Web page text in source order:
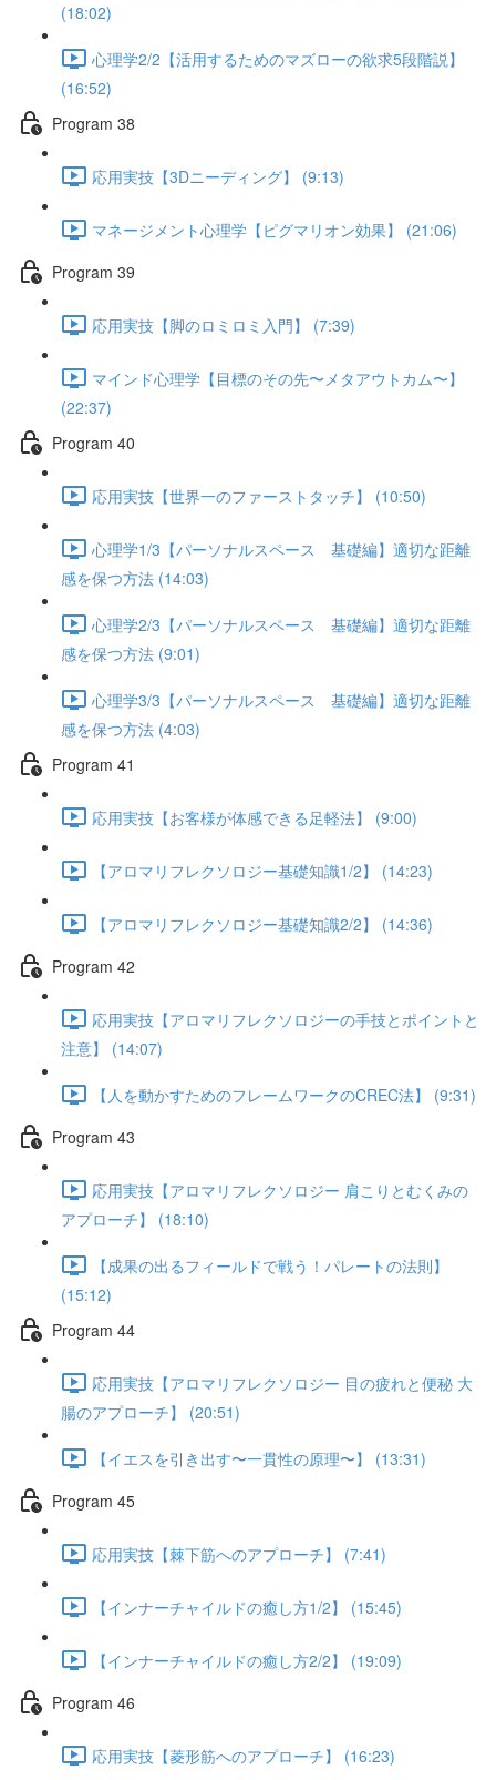
(18:02)
心理学2/2【活用するためのマズローの欲求5段階説】
(16:52)
Program 38
応用実技【3Dニーディング】 (9:13)
マネージメント心理学【ピグマリオン効果】 (21:06)
Program 39
応用実技【脚のロミロミ入門】 (7:39)
マインド心理学【目標のその先〜メタアウトカム〜】
(22:37)
Program 40
応用実技【世界一のファーストタッチ】 (10:50)
心理学1/3【パーソナルスペース 基礎編】適切な距離
感を保つ方法 (14:03)
心理学2/3【パーソナルスペース 基礎編】適切な距離
感を保つ方法 (9:01)
心理学3/3【パーソナルスペース 基礎編】適切な距離
感を保つ方法 (4:03)
Program 41
応用実技【お客様が体感できる足軽法】 (9:00)
【アロマリフレクソロジー基礎知識1/2】 (14:23)
【アロマリフレクソロジー基礎知識2/2】 (14:36)
Program 42
応用実技【アロマリフレクソロジーの手技とポイントと
注意】 (14:07)
【人を動かすためのフレームワークのCREC法】 (9:31)
Program 43
応用実技【アロマリフレクソロジー 肩こりとむくみの
アプローチ】 (18:10)
【成果の出るフィールドで戦う！パレートの法則】
(15:12)
Program 44
応用実技【アロマリフレクソロジー 目の疲れと便秘 大
腸のアプローチ】 (20:51)
【イエスを引き出す〜一貫性の原理〜】 (13:31)
Program 45
応用実技【棘下筋へのアプローチ】 (7:41)
【インナーチャイルドの癒し方1/2】 (15:45)
【インナーチャイルドの癒し方2/2】 (19:09)
Program 46
応用実技【菱形筋へのアプローチ】 (16:23)